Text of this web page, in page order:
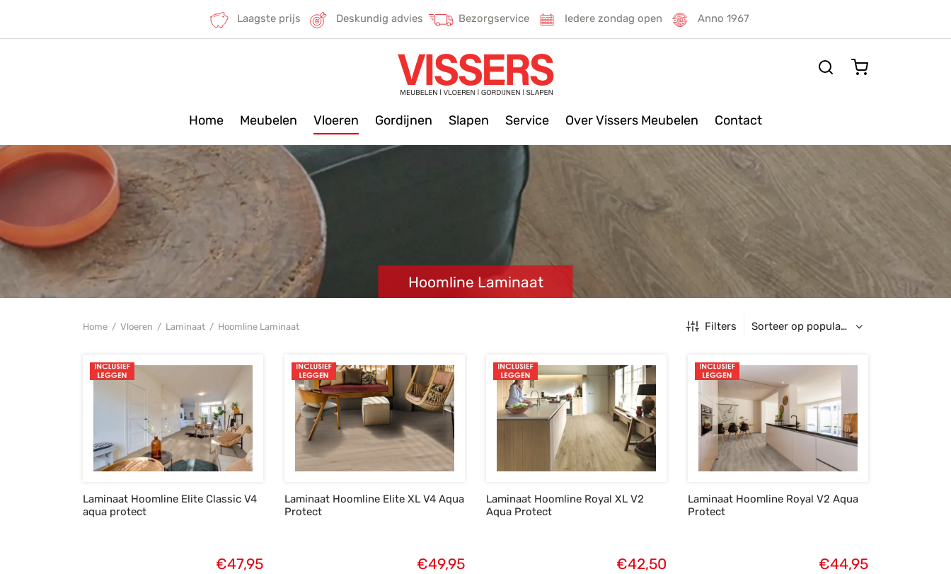
Laagste prijs Deskundig advies Bezorgservice Iedere zondag open Anno 1967
Home Meubelen Vloeren Gordijnen Slapen Service Over Vissers Meubelen Contact
Hoomline Laminaat
Home / Vloeren / Laminaat / Hoomline Laminaat Filters
Laminaat Hoomline Elite Classic V4
aqua protect
€47,95
Laminaat Hoomline Elite XL V4 Aqua
Protect
€49,95
Laminaat Hoomline Royal XL V2
Aqua Protect
€42,50
Laminaat Hoomline Royal V2 Aqua
Protect
€44,95